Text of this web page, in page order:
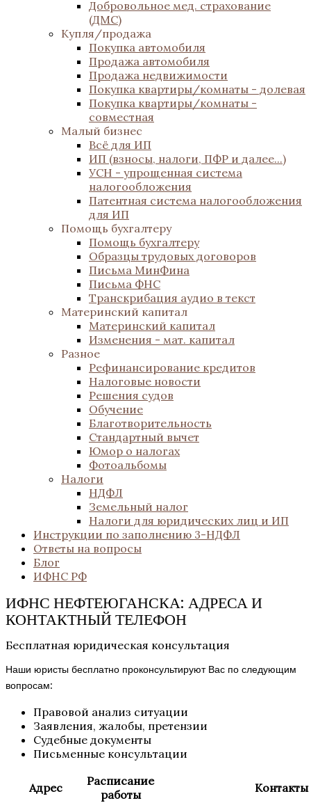
Добровольное мед. страхование
(ДМС)
Купля/продажа
Покупка автомобиля
Продажа автомобиля
Продажа недвижимости
Покупка квартиры/комнаты - долевая
Покупка квартиры/комнаты -
совместная
Малый бизнес
Всё для ИП
ИП (взносы, налоги, ПФР и далее...)
УСН - упрощенная система
налогообложения
Патентная система налогообложения
для ИП
Помощь бухгалтеру
Помощь бухгалтеру
Образцы трудовых договоров
Письма МинФина
Письма ФНС
Транскрибация аудио в текст
Материнский капитал
Материнский капитал
Изменения - мат. капитал
Разное
Рефинансирование кредитов
Налоговые новости
Решения судов
Обучение
Благотворительность
Стандартный вычет
Юмор о налогах
Фотоальбомы
Налоги
НДФЛ
Земельный налог
Налоги для юридических лиц и ИП
Инструкции по заполнению 3-НДФЛ
Ответы на вопросы
Блог
ИФНС РФ
ИФНС НЕФТЕЮГАНСКА: АДРЕСА И
КОНТАКТНЫЙ ТЕЛЕФОН
Бесплатная юридическая консультация
Наши юристы бесплатно проконсультируют Вас по следующим
вопросам:
Правовой анализ ситуации
Заявления, жалобы, претензии
Судебные документы
Письменные консультации
Адрес
Расписание
работы
Контакты